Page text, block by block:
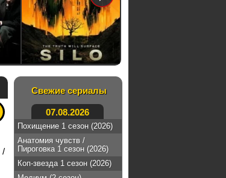
/
Свежие сериалы
07.08.2026
Похищение 1 сезон (2026)
Анатомия чувств /
Пироговка 1 сезон (2026)
Коп-звезда 1 сезон (2026)